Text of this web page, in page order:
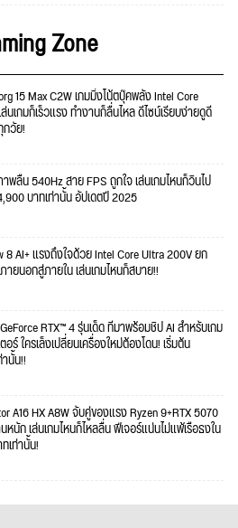
Zone
15 Max C2W เกมมิ่งโน้ตบุ๊คพลัง Intel Core
นเกมก็เร็วแรง ทำงานก็ลื่นไหล ดีไซน์เรียบง่ายดูดี
กวัย!
พลื่น 540Hz สาย FPS ถูกใจ เล่นเกมไหนก็วินไป
บาทเท่านั้น อัปเดตปี 2025
8 AI+ แรงถึงใจด้วย Intel Core Ultra 200V ยก
ายนอกสู่ภายใน เล่นเกมไหนก็สบาย!!
RTX™ 4 รุ่นเด็ด ที่มาพร้อมชิป AI สำหรับเกม
อร์ ใครเล็งเปลี่ยนเครื่องใหม่ต้องโดน! เริ่มต้น
นั้น!!
A16 HX A8W จับคู่ของแรง Ryzen 9+RTX 5070
หนัก เล่นเกมไหนก็ไหลลื่น ฟีเจอร์แน่นไม่แพ้เรือธงใน
เท่านั้น!